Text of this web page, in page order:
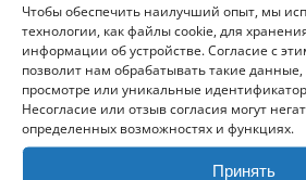
Чтобы обеспечить наилучший опыт, мы
технологии, как файлы cookie, для
информации об устройстве. Согласие с
позволит нам обрабатывать такие
просмотре или уникальные
Несогласие или отзыв согласия могут
определенных возможностях и функциях.
Принять
Да, отправляйте мне
Мы бережно относимся к вашим данным
Подписаться